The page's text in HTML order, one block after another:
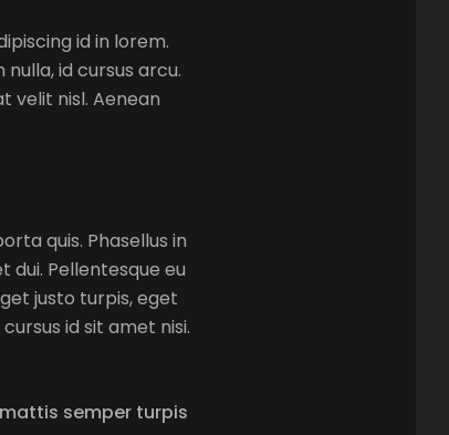
id in lorem.
id cursus arcu.
velit nisl. Aenean
quis. Phasellus in
dui. Pellentesque eu
justo turpis, eget
id sit amet nisi.
semper turpis